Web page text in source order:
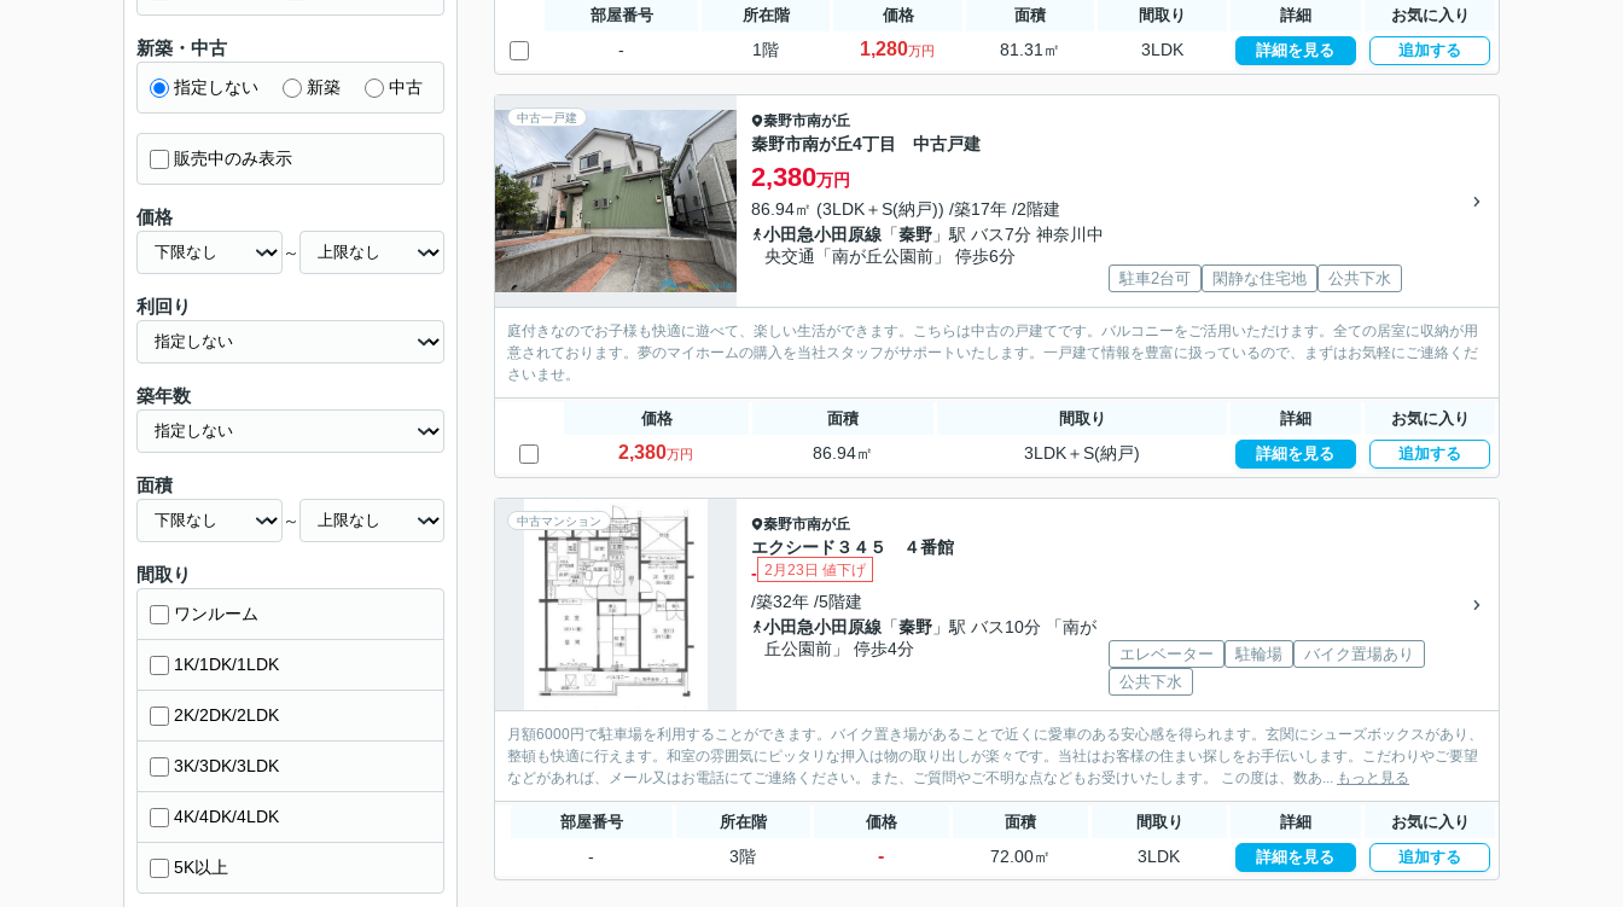
部屋番号 所在階 価格 面積 間取り 詳細 お気に入り
- 1階 1,280万円 81.31㎡ 3LDK 詳細を見る 追加する
中古一戸建 秦野市南が丘
秦野市南が丘4丁目 中古戸建
2,380万円
86.94㎡ (3LDK＋S(納戸)) /築17年 /2階建
小田急小田原線 「秦野 」駅 バス7分 神奈川中
央交通「南が丘公園前」 停歩6分
駐車2台可 閑静な住宅地 公共下水
庭付きなのでお子様も快適に遊べて、楽しい生活ができます。こちらは中古の戸建てです。バルコニーをご活用いただけます。全ての居室に収納が用
意されております。夢のマイホームの購入を当社スタッフがサポートいたします。一戸建て情報を豊富に扱っているので、まずはお気軽にご連絡くだ
さいませ。
価格 面積 間取り 詳細 お気に入り
2,380万円 86.94㎡ 3LDK＋S(納戸) 詳細を見る 追加する
中古マンション 秦野市南が丘
エクシード３４５ ４番館
- 2月23日 値下げ
/築32年 /5階建
小田急小田原線 「秦野 」駅 バス10分 「南が
丘公園前」 停歩4分
エレベーター 駐輪場
バイク置場あり
公共下水
月額6000円で駐車場を利用することができます。バイク置き場があることで近くに愛車のある安心感を得られます。玄関にシューズボックスがあり、
整頓も快適に行えます。和室の雰囲気にピッタリな押入は物の取り出しが楽々です。当社はお客様の住まい探しをお手伝いします。こだわりやご要望
などがあれば、メール又はお電話にてご連絡ください。また、ご質問やご不明な点などもお受けいたします。 この度は、数あ... もっと見る
部屋番号 所在階 価格 面積 間取り 詳細 お気に入り
- 3階 - 72.00㎡ 3LDK 詳細を見る 追加する
新築・中古
指定しない 新築 中古
販売中のみ表示
価格
～
利回り
築年数
面積
～
間取り
ワンルーム
1K/1DK/1LDK
2K/2DK/2LDK
3K/3DK/3LDK
4K/4DK/4LDK
5K以上